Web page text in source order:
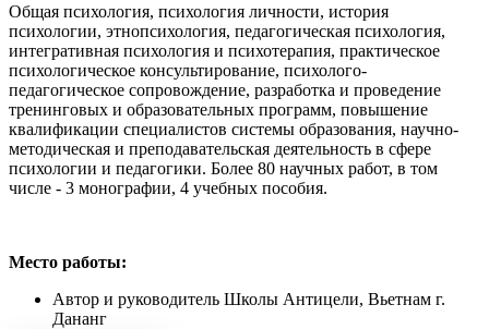
Общая психология, психология личности, история
психологии, этнопсихология, педагогическая психология,
интегративная психология и психотерапия, практическое
психологическое консультирование, психолого-
педагогическое сопровождение, разработка и проведение
тренинговых и образовательных программ, повышение
квалификации специалистов системы образования, научно-
методическая и преподавательская деятельность в сфере
психологии и педагогики. Более 80 научных работ, в том
числе - 3 монографии, 4 учебных пособия.
Место работы:
Автор и руководитель Школы Антицели, Вьетнам г.
Дананг